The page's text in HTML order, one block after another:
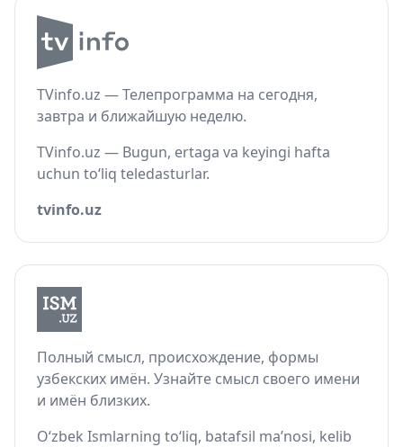
TVinfo.uz — Телепрограмма на сегодня,
завтра и ближайшую неделю.
TVinfo.uz — Bugun, ertaga va keyingi hafta
uchun to‘liq teledasturlar.
tvinfo.uz
Полный смысл, происхождение, формы
узбекских имён. Узнайте смысл своего имени
и имён близких.
O‘zbek Ismlarning to‘liq, batafsil ma’nosi, kelib